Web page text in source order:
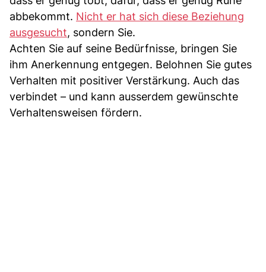
abbekommt. Nicht er hat sich diese Beziehung
ausgesucht, sondern Sie.
Achten Sie auf seine Bedürfnisse, bringen Sie
ihm Anerkennung entgegen. Belohnen Sie gutes
Verhalten mit positiver Verstärkung. Auch das
verbindet – und kann ausserdem gewünschte
Verhaltensweisen fördern.